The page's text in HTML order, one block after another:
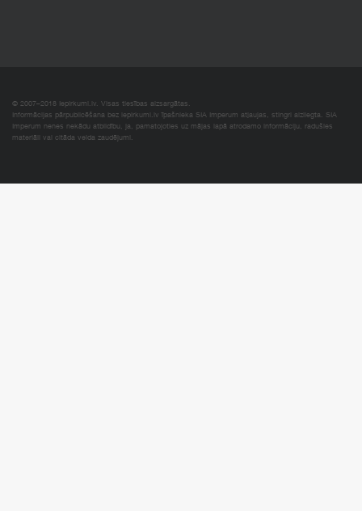
© 2007–2018 Iepirkumi.lv. Visas tiesības aizsargātas.
Informācijas pārpublicēšana bez iepirkumi.lv īpašnieka SIA Imperum atļaujas, stingri aizliegta. SIA
Imperum nenes nekādu atbildību, ja, pamatojoties uz mājas lapā atrodamo informāciju, radušies
materiāli vai citāda veida zaudējumi.